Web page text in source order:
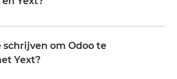
omvatten records zoals
klanten, voorraadniveaus,
schrijven om Odoo te
Yext?